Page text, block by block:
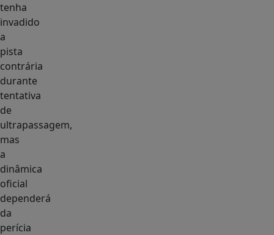
tenha
invadido
a
pista
contrária
durante
tentativa
de
ultrapassagem,
mas
a
dinâmica
oficial
dependerá
da
perícia